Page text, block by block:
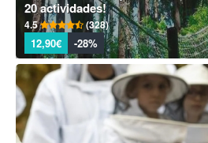
20 actividades!
4.5 (328)
12,90€ -28%